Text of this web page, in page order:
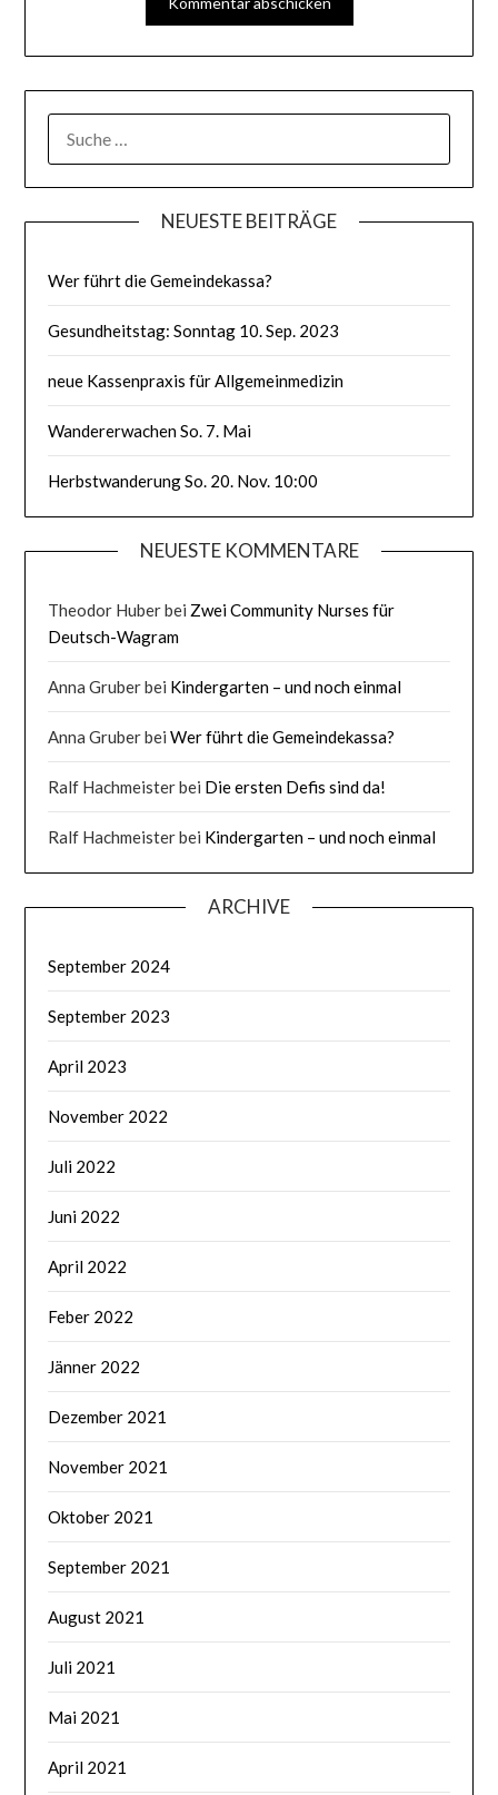
NACH:
NEUESTE BEITRÄGE
Wer führt die Gemeindekassa?
Gesundheitstag: Sonntag 10. Sep. 2023
neue Kassenpraxis für Allgemeinmedizin
Wandererwachen So. 7. Mai
Herbstwanderung So. 20. Nov. 10:00
NEUESTE KOMMENTARE
Theodor Huberbei Zwei Community Nurses für
Deutsch-Wagram
Anna Gruberbei Kindergarten – und noch einmal
Anna GruberbeiWer führt die Gemeindekassa?
Ralf Hachmeisterbei Die ersten Defis sind da!
Ralf Hachmeisterbei Kindergarten – und noch einmal
ARCHIVE
September 2024
September 2023
April 2023
November 2022
Juli 2022
Juni 2022
April 2022
Feber 2022
Jänner 2022
Dezember 2021
November 2021
Oktober 2021
September 2021
August 2021
Juli 2021
Mai 2021
April 2021